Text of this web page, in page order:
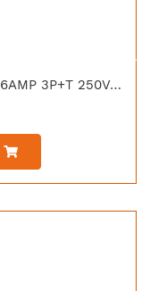
[1195] MENNEKES TOMA VISIBLE 16AMP 3P+T 250V AZUL 9H IP67